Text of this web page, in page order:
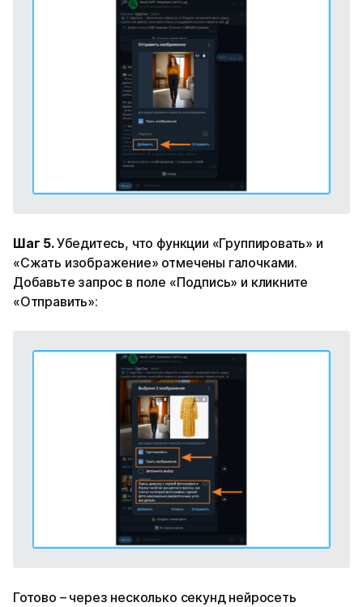
Шаг 5.Убедитесь, что функции «Группировать» и
«Сжать изображение» отмечены галочками.
Добавьте запрос в поле «Подпись» и кликните
«Отправить»:
Готово – через несколько секунд нейросеть